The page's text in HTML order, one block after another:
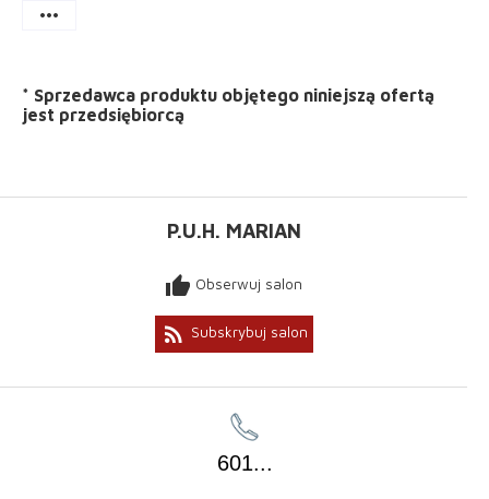
more_horiz
* Sprzedawca produktu objętego niniejszą ofertą
jest przedsiębiorcą
P.U.H. MARIAN
thumb_up Obserwuj salon
rss_feed Subskrybuj salon
601...